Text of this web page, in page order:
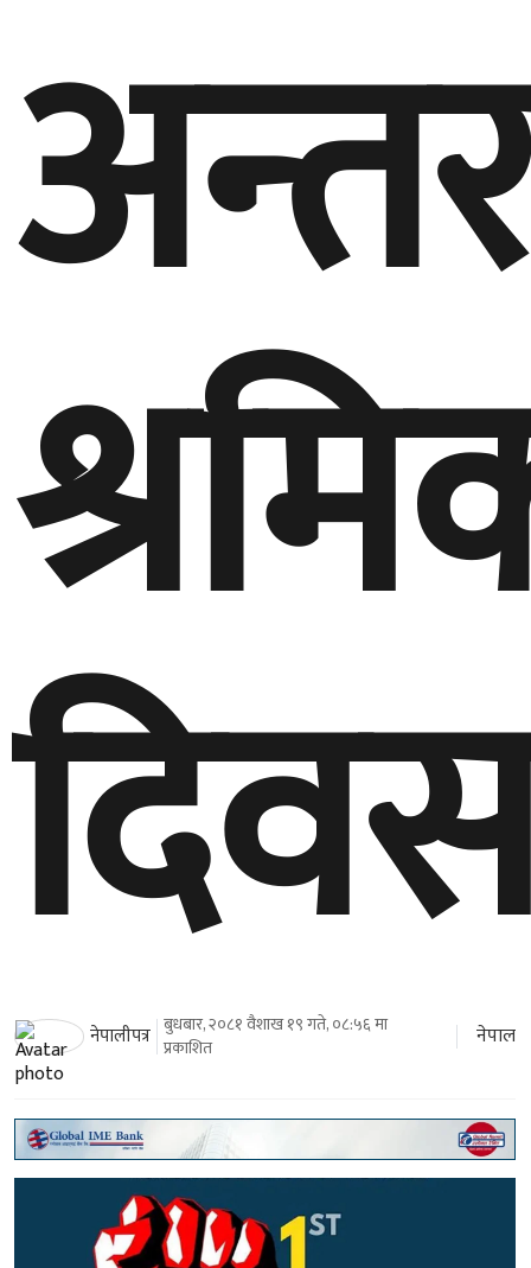
नेपालीपत्र बुधबार, २०८१ वैशाख १९ गते, ०८:५६ मा
प्रकाशित
नेपाल